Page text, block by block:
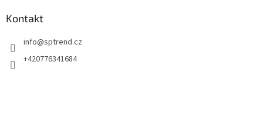
Kontakt
info@sptrend.cz
+420776341684